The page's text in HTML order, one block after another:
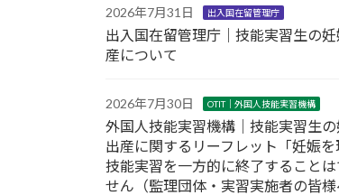
2026年7月31日 出入国在留管理庁
出入国在留管理庁｜技能実習生の
産について
2026年7月30日 OTIT｜外国人技能実習機構
外国人技能実習機構｜技能実習生の
出産に関するリーフレット「妊娠を
技能実習を一方的に終了することは
せん（監理団体・実習実施者の皆様